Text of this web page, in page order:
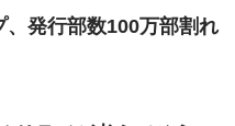
、発行部数100万部割れ